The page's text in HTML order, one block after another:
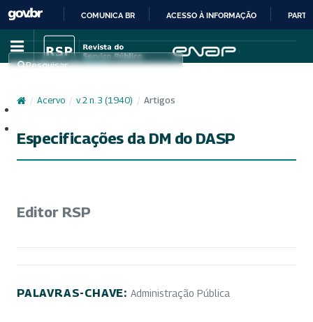
IR
PARA
CONTEÚDO
COMUNICA BR ACESSO À INFORMAÇÃO
Pesquisar
/ Acervo / v. 2 n. 3 (1940) / Artigos
Especificações da DM do DASP
Editor RSP
PALAVRAS-CHAVE: Administração Pública